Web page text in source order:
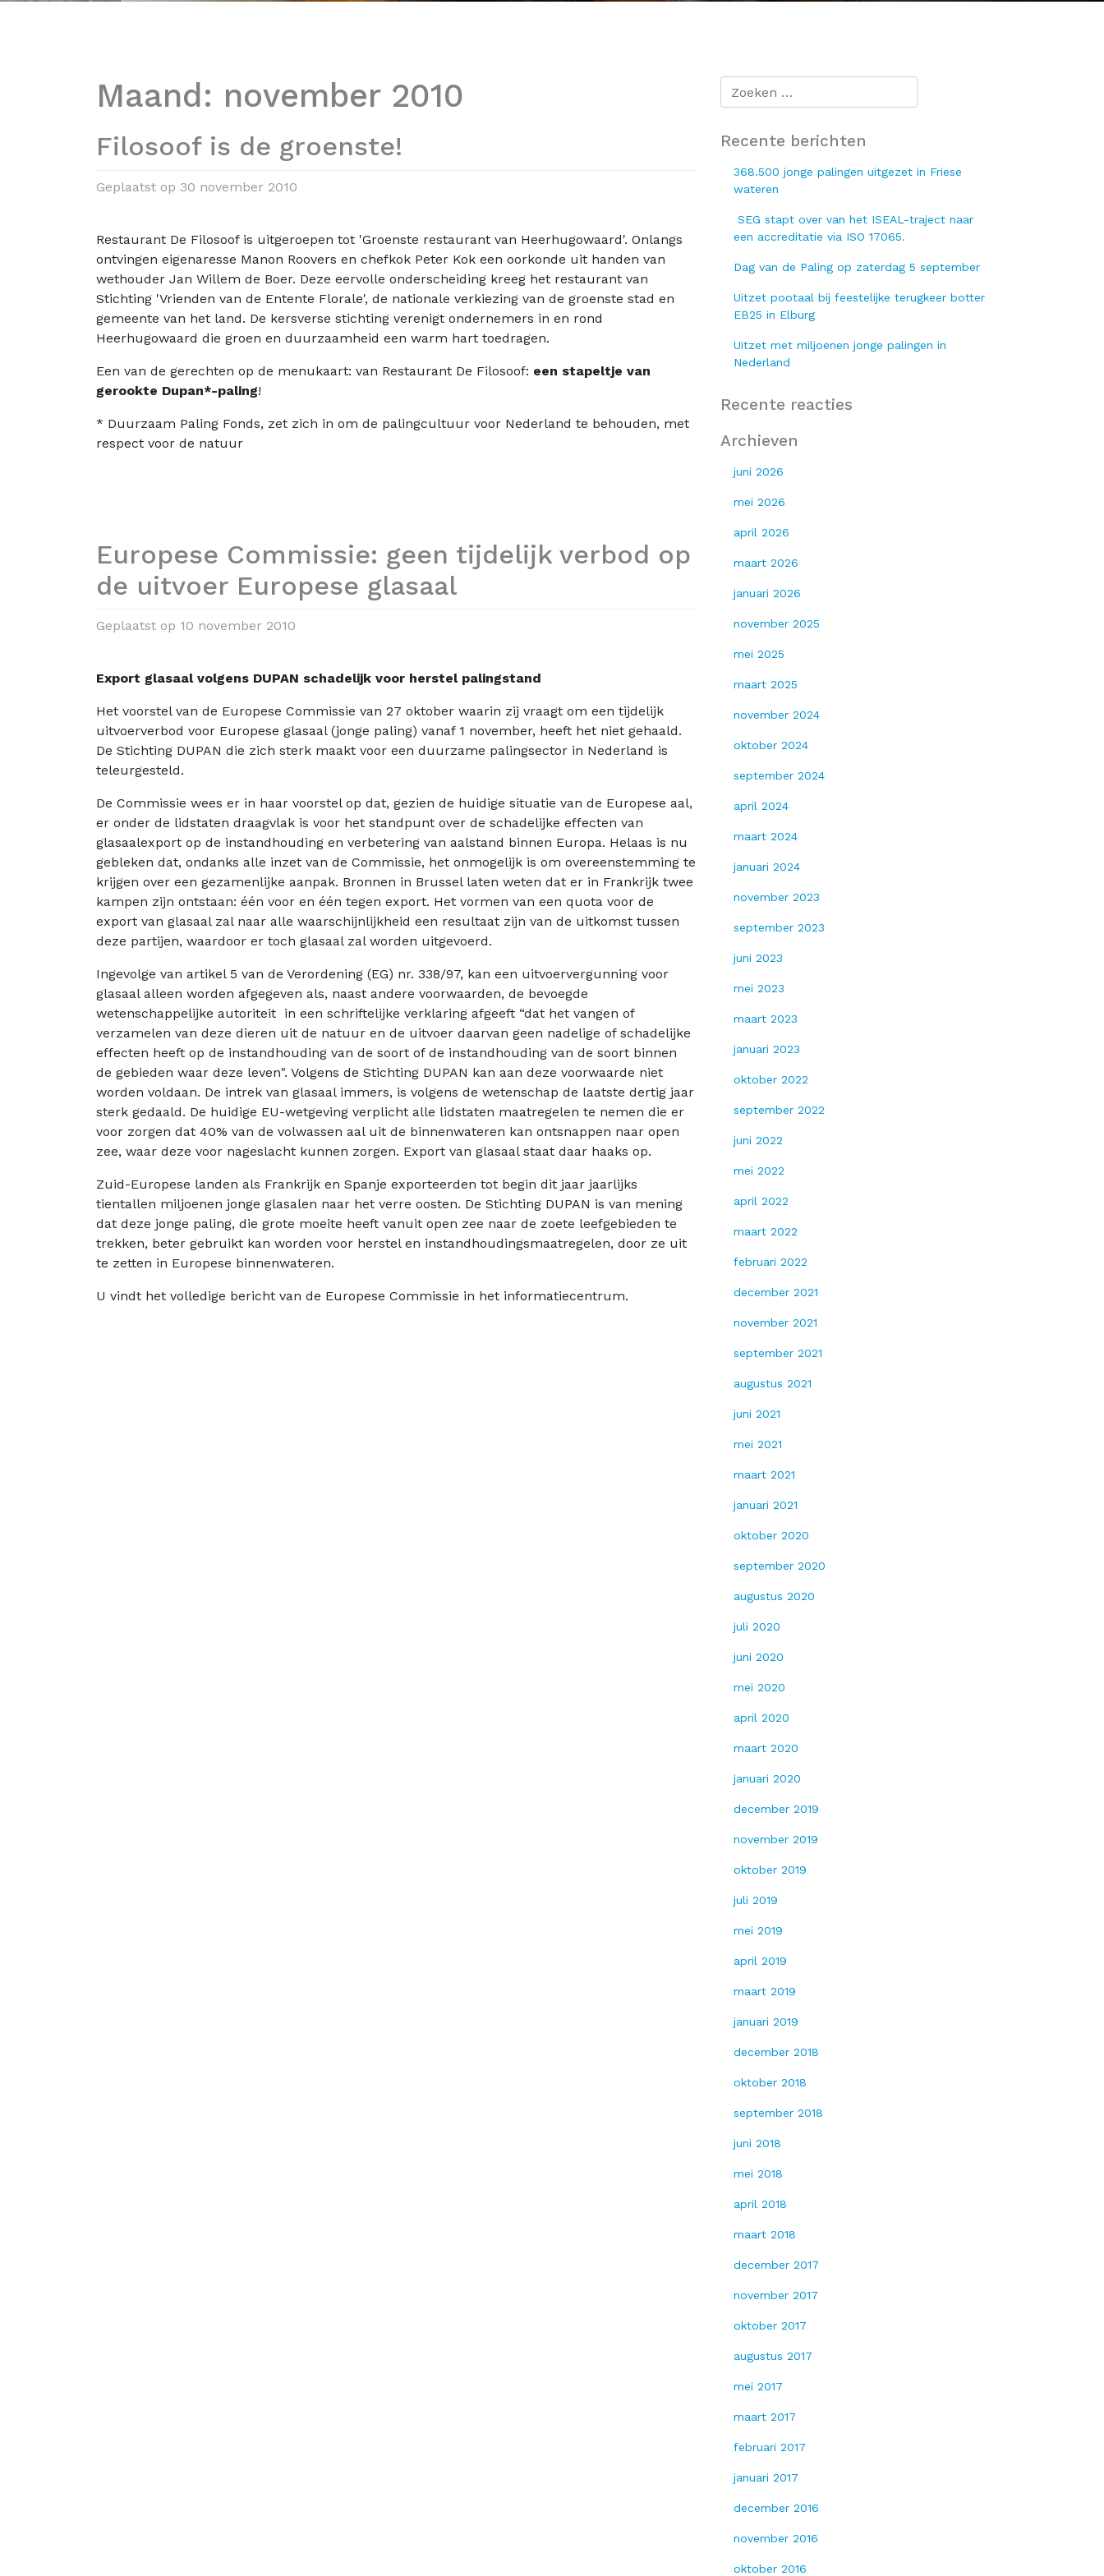
Maand: november 2010
Filosoof is de groenste!
Geplaatst op 30 november 2010
Restaurant De Filosoof is uitgeroepen tot 'Groenste restaurant van Heerhugowaard'. Onlangs
ontvingen eigenaresse Manon Roovers en chefkok Peter Kok een oorkonde uit handen van
wethouder Jan Willem de Boer. Deze eervolle onderscheiding kreeg het restaurant van
Stichting 'Vrienden van de Entente Florale', de nationale verkiezing van de groenste stad en
gemeente van het land. De kersverse stichting verenigt ondernemers in en rond
Heerhugowaard die groen en duurzaamheid een warm hart toedragen.
Een van de gerechten op de menukaart: van Restaurant De Filosoof: een stapeltje van
gerookte Dupan*-paling!
* Duurzaam Paling Fonds, zet zich in om de palingcultuur voor Nederland te behouden, met
respect voor de natuur
Europese Commissie: geen tijdelijk verbod op
de uitvoer Europese glasaal
Geplaatst op 10 november 2010
Export glasaal volgens DUPAN schadelijk voor herstel palingstand
Het voorstel van de Europese Commissie van 27 oktober waarin zij vraagt om een tijdelijk
uitvoerverbod voor Europese glasaal (jonge paling) vanaf 1 november, heeft het niet gehaald.
De Stichting DUPAN die zich sterk maakt voor een duurzame palingsector in Nederland is
teleurgesteld.
De Commissie wees er in haar voorstel op dat, gezien de huidige situatie van de Europese aal,
er onder de lidstaten draagvlak is voor het standpunt over de schadelijke effecten van
glasaalexport op de instandhouding en verbetering van aalstand binnen Europa. Helaas is nu
gebleken dat, ondanks alle inzet van de Commissie, het onmogelijk is om overeenstemming te
krijgen over een gezamenlijke aanpak. Bronnen in Brussel laten weten dat er in Frankrijk twee
kampen zijn ontstaan: één voor en één tegen export. Het vormen van een quota voor de
export van glasaal zal naar alle waarschijnlijkheid een resultaat zijn van de uitkomst tussen
deze partijen, waardoor er toch glasaal zal worden uitgevoerd.
Ingevolge van artikel 5 van de Verordening (EG) nr. 338/97, kan een uitvoervergunning voor
glasaal alleen worden afgegeven als, naast andere voorwaarden, de bevoegde
wetenschappelijke autoriteit in een schriftelijke verklaring afgeeft “dat het vangen of
verzamelen van deze dieren uit de natuur en de uitvoer daarvan geen nadelige of schadelijke
effecten heeft op de instandhouding van de soort of de instandhouding van de soort binnen
de gebieden waar deze leven". Volgens de Stichting DUPAN kan aan deze voorwaarde niet
worden voldaan. De intrek van glasaal immers, is volgens de wetenschap de laatste dertig jaar
sterk gedaald. De huidige EU-wetgeving verplicht alle lidstaten maatregelen te nemen die er
voor zorgen dat 40% van de volwassen aal uit de binnenwateren kan ontsnappen naar open
zee, waar deze voor nageslacht kunnen zorgen. Export van glasaal staat daar haaks op.
Zuid-Europese landen als Frankrijk en Spanje exporteerden tot begin dit jaar jaarlijks
tientallen miljoenen jonge glasalen naar het verre oosten. De Stichting DUPAN is van mening
dat deze jonge paling, die grote moeite heeft vanuit open zee naar de zoete leefgebieden te
trekken, beter gebruikt kan worden voor herstel en instandhoudingsmaatregelen, door ze uit
te zetten in Europese binnenwateren.
U vindt het volledige bericht van de Europese Commissie in het informatiecentrum.
Recente berichten
368.500 jonge palingen uitgezet in Friese
wateren
SEG stapt over van het ISEAL-traject naar
een accreditatie via ISO 17065.
Dag van de Paling op zaterdag 5 september
Uitzet pootaal bij feestelijke terugkeer botter
EB25 in Elburg
Uitzet met miljoenen jonge palingen in
Nederland
Recente reacties
Archieven
juni 2026
mei 2026
april 2026
maart 2026
januari 2026
november 2025
mei 2025
maart 2025
november 2024
oktober 2024
september 2024
april 2024
maart 2024
januari 2024
november 2023
september 2023
juni 2023
mei 2023
maart 2023
januari 2023
oktober 2022
september 2022
juni 2022
mei 2022
april 2022
maart 2022
februari 2022
december 2021
november 2021
september 2021
augustus 2021
juni 2021
mei 2021
maart 2021
januari 2021
oktober 2020
september 2020
augustus 2020
juli 2020
juni 2020
mei 2020
april 2020
maart 2020
januari 2020
december 2019
november 2019
oktober 2019
juli 2019
mei 2019
april 2019
maart 2019
januari 2019
december 2018
oktober 2018
september 2018
juni 2018
mei 2018
april 2018
maart 2018
december 2017
november 2017
oktober 2017
augustus 2017
mei 2017
maart 2017
februari 2017
januari 2017
december 2016
november 2016
oktober 2016